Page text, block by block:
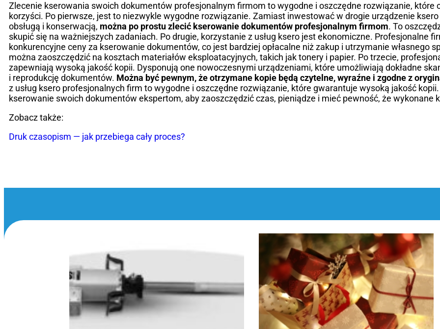
Zlecenie kserowania swoich dokumentów profesjonalnym firmom to wygodne i oszczędne rozwiązanie, które
korzyści. Po pierwsze, jest to niezwykle wygodne rozwiązanie. Zamiast inwestować w drogie urządzenie
obsługą i konserwacją, można po prostu zlecić kserowanie dokumentów profesjonalnym firmom. To
skupić się na ważniejszych zadaniach. Po drugie, korzystanie z usług ksero jest ekonomiczne. Profesjonalne
konkurencyjne ceny za kserowanie dokumentów, co jest bardziej opłacalne niż zakup i utrzymanie własnego
można zaoszczędzić na kosztach materiałów eksploatacyjnych, takich jak tonery i papier. Po trzecie,
zapewniają wysoką jakość kopii. Dysponują one nowoczesnymi urządzeniami, które umożliwiają dokładne
i reprodukcję dokumentów. Można być pewnym, że otrzymane kopie będą czytelne, wyraźne i zgodne z
z usług ksero profesjonalnych firm to wygodne i oszczędne rozwiązanie, które gwarantuje wysoką jakość
kserowanie swoich dokumentów ekspertom, aby zaoszczędzić czas, pieniądze i mieć pewność, że wykonane
Zobacz także:
Druk czasopism — jak przebiega cały proces?